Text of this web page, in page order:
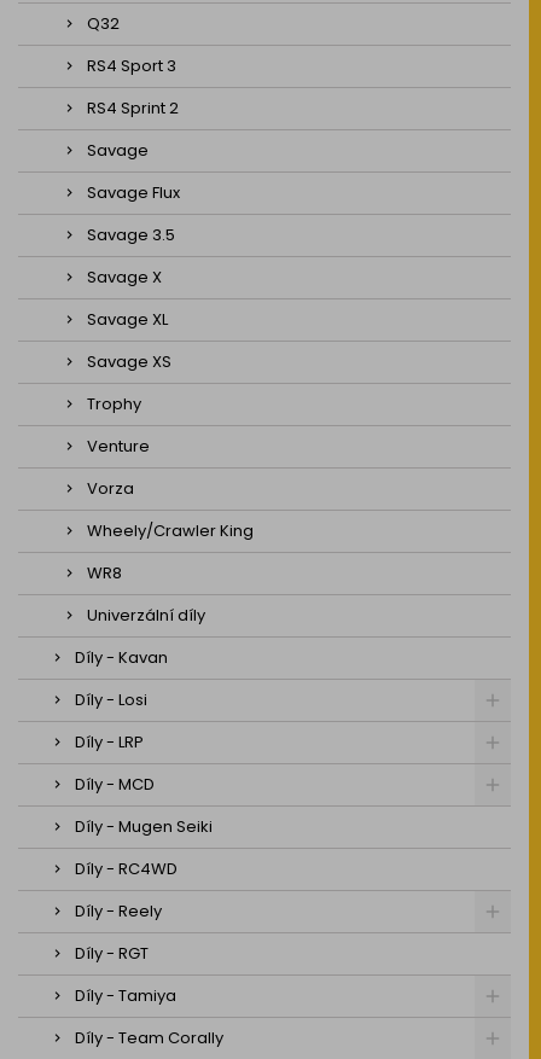
Q32
RS4 Sport 3
RS4 Sprint 2
Savage
Savage Flux
Savage 3.5
Savage X
Savage XL
Savage XS
Trophy
Venture
Vorza
Wheely/Crawler King
WR8
Univerzální díly
Díly - Kavan
Díly - Losi
Díly - LRP
Díly - MCD
Díly - Mugen Seiki
Díly - RC4WD
Díly - Reely
Díly - RGT
Díly - Tamiya
Díly - Team Corally